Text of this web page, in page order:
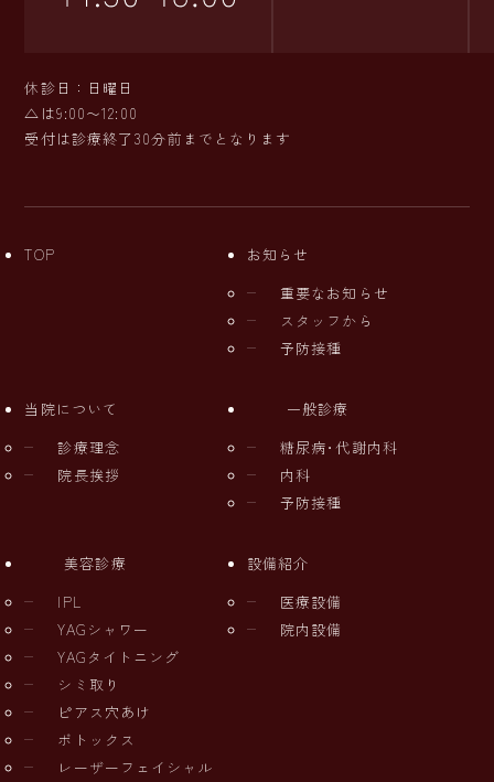
休診日：日曜日
△は9:00〜12:00
受付は診療終了30分前までとなります
TOP
お知らせ
重要なお知らせ
スタッフから
予防接種
当院について
診療理念
院長挨拶
一般診療
糖尿病･代謝内科
内科
予防接種
美容診療
IPL
YAGシャワー
YAGタイトニング
シミ取り
ピアス穴あけ
ボトックス
レーザーフェイシャル
設備紹介
医療設備
院内設備